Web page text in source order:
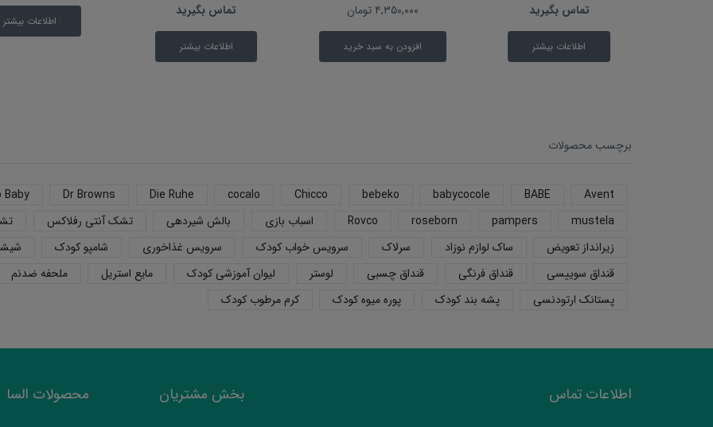
تماس بگیرید
اطلاعات بیشتر
۴,۳۵۰,۰۰۰ تومان
افزودن به سبد خرید
تماس بگیرید
اطلاعات بیشتر
اطلاعات بیشتر
برچسب محصولات
Avent
BABE
babycocole
bebeko
Chicco
cocalo
Die Ruhe
Dr Browns
Baby
mustela
pampers
roseborn
Rovco اسباب بازی بالش شیردهی تشک آنتی رفلاکس
زیرانداز تعویض
ساک لوازم نوزاد سرلاک سرویس خواب کودک سرویس غذاخوری شامپو کودک
قنداق سوییسی
قنداق فرنگی قنداق چسبی لوستر لیوان آموزشی کودک مایع استریل ملحفه ضدنم
پستانک ارتودنسی
پشه بند کودک پوره میوه کودک کرم مرطوب کودک
اطلاعات تماس بخش مشتریان محصولات السا